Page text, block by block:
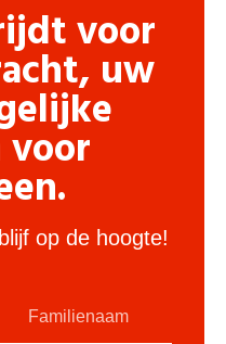
voor
uw
voor
op de hoogte!